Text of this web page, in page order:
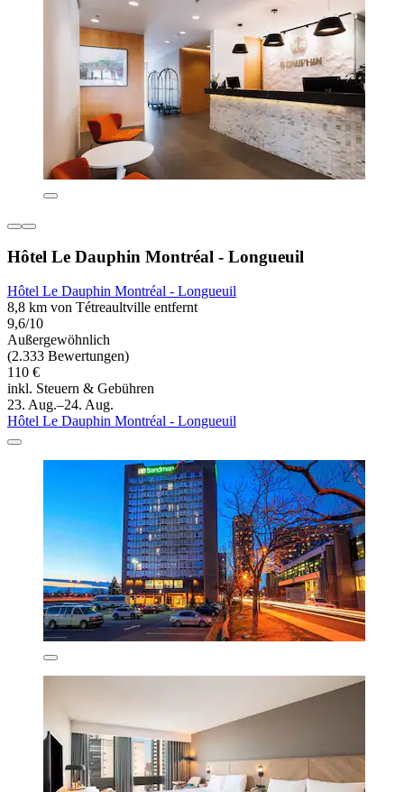
Hôtel Le Dauphin Montréal - Longueuil
Hôtel Le Dauphin Montréal - Longueuil
8,8 km von Tétreaultville entfernt
9,6/10
Außergewöhnlich
(2.333 Bewertungen)
110 €
inkl. Steuern & Gebühren
23. Aug.–24. Aug.
Hôtel Le Dauphin Montréal - Longueuil